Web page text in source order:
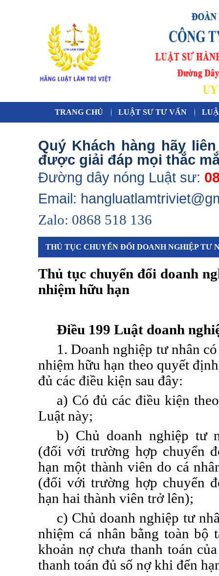
TRANG CHỦ LUẬT SƯ TƯ VẤN
Quý Khách hàng hãy
được giải đáp mọi thắc
Đường dây nóng Luật sư:
Email:
Zalo: 0868 518 136
THỦ TỤC CHUYỂN ĐỔI DOANH NGHIỆP TƯ
Thủ tục chuyển đổi doanh
nhiệm hữu hạn
Điều 199 Luật doanh
1. Doanh nghiệp tư nhân
nhiệm hữu hạn theo quyết
đủ các điều kiện sau đây:
a) Có đủ các điều kiện
Luật này;
b) Chủ doanh nghiệp tư
(đốivới trường hợp chuyển
hạn một thành viên do cá
(đối với trường hợp chuyển
hạn hai thành viên trở lên);
c) Chủ doanh nghiệp tư
nhiệm cá nhân bằng toàn bộ
khoản nợ chưa thanh toán
thanh toán đủ số nợ khi đến